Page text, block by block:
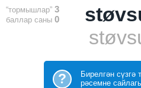
“тормышлар” 3
баллар саны 0
?
Бирелгән сүзгә
рәсемне